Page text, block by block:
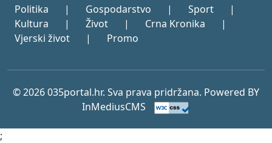
Politika | Gospodarstvo | Sport
|
Kultura
| Život | Crna Kronika
|
Vjerski život
| Promo
© 2026 035portal.hr. Sva prava pridržana. Powered BY
InMediusCMS
;